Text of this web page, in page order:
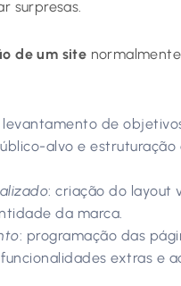
surpresas.
de um site normalmente
levantamento de
alvo e estruturação
: criação do layout
da marca.
: programação das
extras e